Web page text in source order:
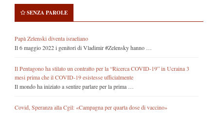
SENZA PAROLE
Papà Zelenski diventa israeliano
Il 6 maggio 2022 i genitori di Vladimir #Zelensky hanno …
Il Pentagono ha stilato un contratto per la “Ricerca COVID-19” in Ucraina 3
mesi prima che il COVID-19 esistesse ufficialmente
Il mondo ha iniziato a sentire parlare per la prima …
Covid, Speranza alla Cgil: «Campagna per quarta dose di vaccino»